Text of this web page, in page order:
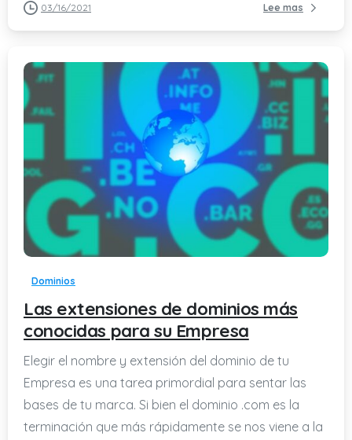
03/16/2021 Lee mas
Dominios
Las extensiones de dominios más
conocidas para su Empresa
Elegir el nombre y extensión del dominio de tu
Empresa es una tarea primordial para sentar las
bases de tu marca. Si bien el dominio .com es la
terminación que más rápidamente se nos viene a la